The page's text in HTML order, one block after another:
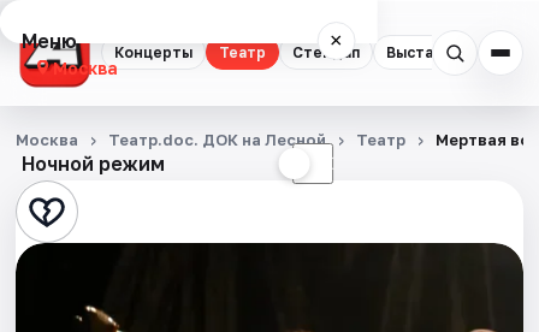
Концерты Театр Стендап Выставки
Меню ×
Москва
Концерты
Театр
Стендап
Ночной режим ☾
Москва Театр.doc. ДОК на Лесной Театр Мертвая